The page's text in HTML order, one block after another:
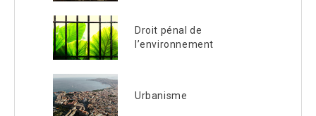
Droit pénal de
l’environnement
Urbanisme